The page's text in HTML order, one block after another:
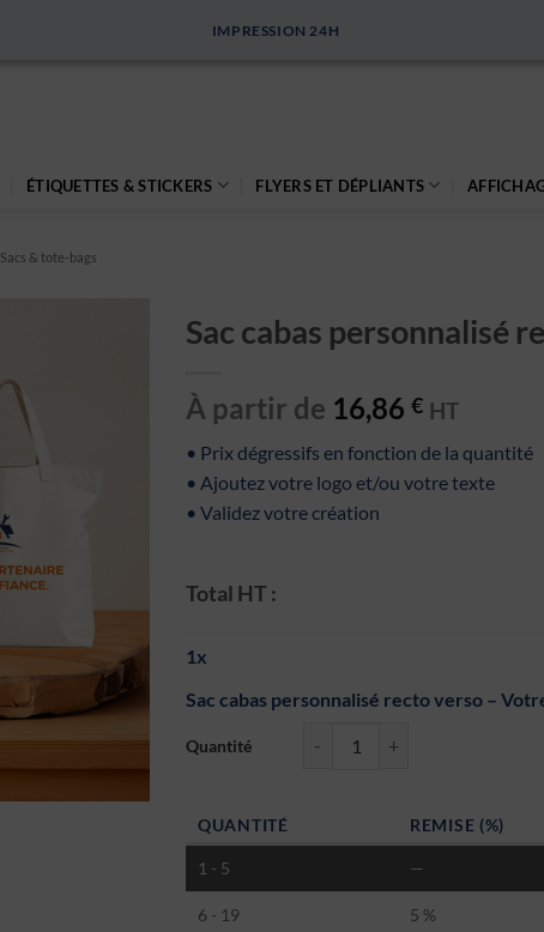
IMPRESSION 24H
ÉTIQUETTES & STICKERS FLYERS ET DÉPLIANTS
Sacs & tote-bags
Sac cabas personnalisé
À partir de 16,86 € HT
• Prix dégressifs en fonction de la quantité
• Ajoutez votre logo et/ou votre texte
• Validez votre création
Total HT :
1x
Sac cabas personnalisé recto verso –
quantité de Sac cabas personnalisé recto verso –
QUANTITÉ REMISE (%)
1 - 5 —
6 - 19 5 %